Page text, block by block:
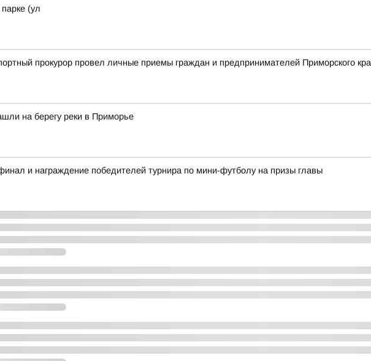
(ул
прокурор провел личные приемы граждан и предпринимателей Приморского
на берегу реки в Приморье
и награждение победителей турнира по мини-футболу на призы главы